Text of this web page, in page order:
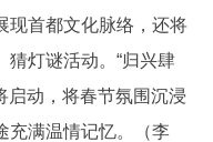
现首都文化脉络，还将
猜灯谜活动。“归兴肆
启动，将春节氛围沉浸
充满温情记忆。（李